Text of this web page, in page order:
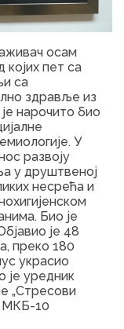
осам
којих пет са
са
здравље из
нарочито био
У
развоју
у друштвеној
несрећа и
Био је
је 48
преко 180
украсио
је уредник
„Стресови
МКБ-10